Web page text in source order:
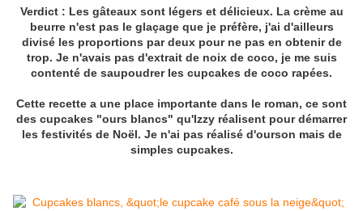
Verdict : Les gâteaux sont légers et délicieux. La crème au
beurre n'est pas le glaçage que je préfère, j'ai d'ailleurs
divisé les proportions par deux pour ne pas en obtenir de
trop. Je n'avais pas d'extrait de noix de coco, je me suis
contenté de saupoudrer les cupcakes de coco rapées.
Cette recette a une place importante dans le roman, ce sont
des cupcakes "ours blancs" qu'Izzy réalisent pour démarrer
les festivités de Noël. Je n'ai pas réalisé d'ourson mais de
simples cupcakes.